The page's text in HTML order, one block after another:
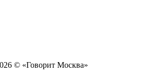
© «Говорит Москва»